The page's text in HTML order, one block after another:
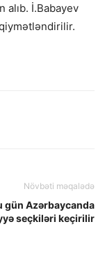
İ.Babayev
Növbəti məqalədə
gün Azərbaycanda
seçkiləri keçirilir